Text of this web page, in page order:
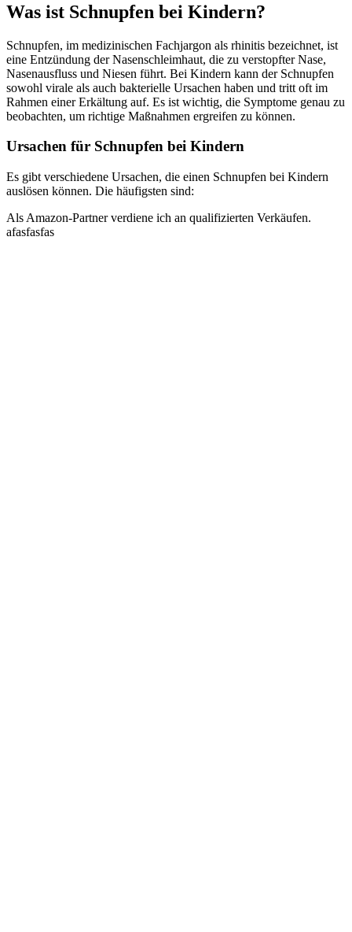
Was ist Schnupfen bei Kindern?
Schnupfen, im medizinischen Fachjargon als rhinitis bezeichnet, ist
eine Entzündung der Nasenschleimhaut, die zu verstopfter Nase,
Nasenausfluss und Niesen führt. Bei Kindern kann der Schnupfen
sowohl virale als auch bakterielle Ursachen haben und tritt oft im
Rahmen einer Erkältung auf. Es ist wichtig, die Symptome genau zu
beobachten, um richtige Maßnahmen ergreifen zu können.
Ursachen für Schnupfen bei Kindern
Es gibt verschiedene Ursachen, die einen Schnupfen bei Kindern
auslösen können. Die häufigsten sind:
Als Amazon-Partner verdiene ich an qualifizierten Verkäufen.
afasfasfas